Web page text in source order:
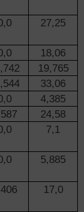
27,25
18,06
19,765
33,06
4,385
24,58
7,1
5,885
17,0